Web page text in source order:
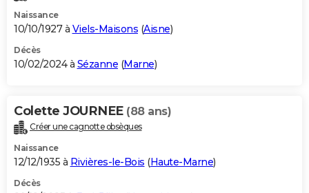
Naissance
10/10/1927 à Viels-Maisons (Aisne)
Décès
10/02/2024 à Sézanne (Marne)
Colette JOURNEE (88 ans)
Créer une cagnotte obsèques
Naissance
12/12/1935 à Rivières-le-Bois (Haute-Marne)
Décès